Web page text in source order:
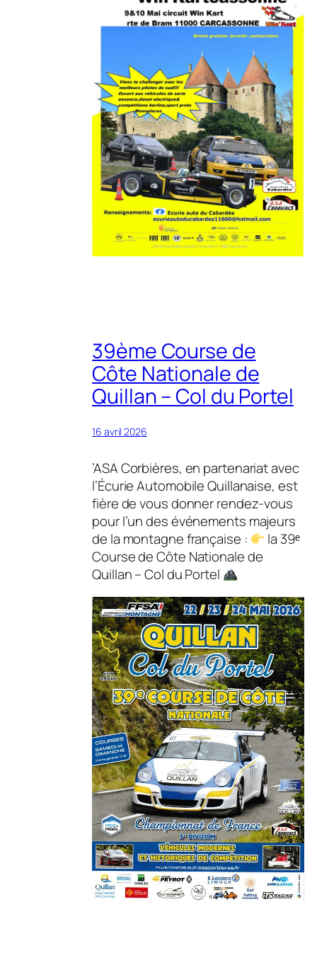
39ème Course de
Côte Nationale de
Quillan – Col du Portel
16 avril 2026
’ASA Corbières, en partenariat avec
l’Écurie Automobile Quillanaise, est
fière de vous donner rendez-vous
pour l’un des événements majeurs
de la montagne française :
la 39ᵉ
Course de Côte Nationale de
Quillan – Col du Portel